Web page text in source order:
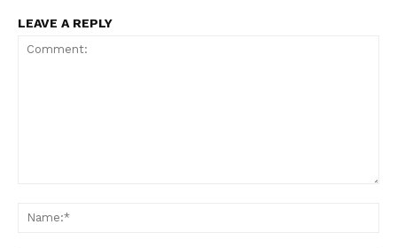
LEAVE A REPLY